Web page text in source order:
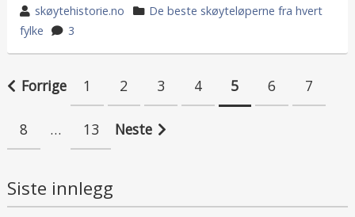
wrote
by
skøytehistorie.no
category
De beste skøyteløperne fra hvert
fylke
3
Innleggnavigasjon
Forrige 1 2 3 4 5 6 7
8 … 13 Neste
Siste innlegg